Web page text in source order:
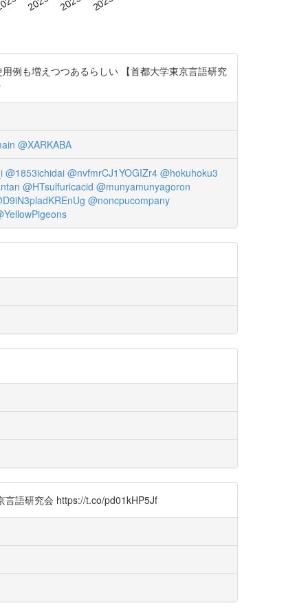
例も増えつつあるらしい 【首都大学東京言語研究
@XARKABA
@1853ichidai @nvfmrCJ1YOGIZr4 @hokuhoku3
@HTsulfuricacid @munyamunyagoron
@noncpucompany
言語研究会 https://t.co/pd01kHP5Jf